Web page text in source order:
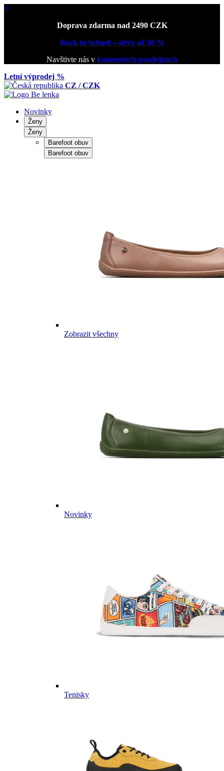
×
Doprava zdarma nad 2490 CZK
Back to School – slevy až 30 %
Navštivte nás v kamenných prodejnách
Letní výprodej %
CZ / CZK
Novinky
Ženy
Ženy
Barefoot obuv
Barefoot obuv
Zobrazit všechny
Novinky
Tenisky